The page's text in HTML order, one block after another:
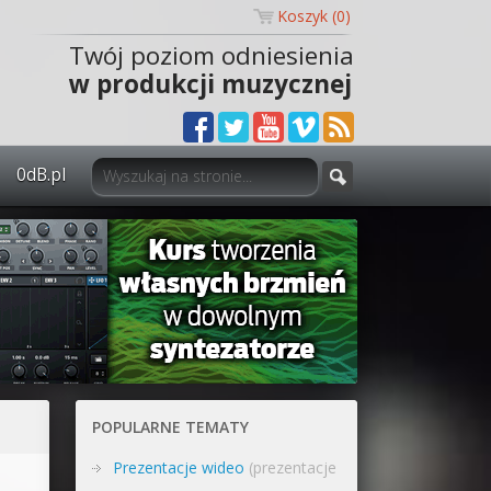
Koszyk (0)
Twój poziom odniesienia
w produkcji muzycznej
0dB.pl
0dB.pl - informacje
Newsletter
Materiały dla mediów
Archiwum aktualności
POPULARNE TEMATY
Prezentacje wideo (prezentacje